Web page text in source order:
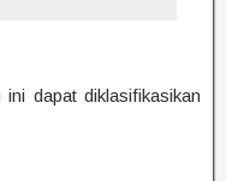
dapat diklasifikasikan